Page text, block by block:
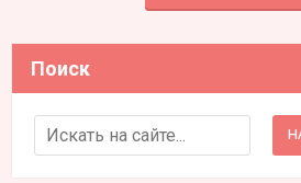
Поиск
Search for: